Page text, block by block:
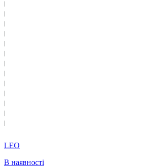
LEO
В наявності